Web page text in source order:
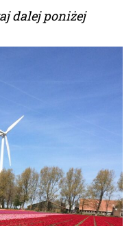
dalej poniżej